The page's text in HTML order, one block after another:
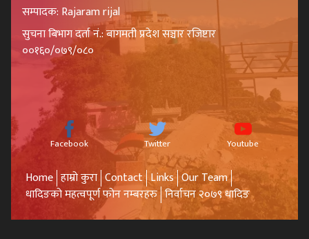
सम्पादक: Rajaram rijal
सुचना बिभाग दर्ता नं.: बागमती प्रदेश सञ्चार रजिष्टार
००१६०/०७९/०८०
Facebook Twitter Youtube
Home हाम्रो कुरा Contact Links Our Team
धादिङको महत्वपूर्ण फोन नम्बरहरु निर्वाचन २०७९ धादिङ